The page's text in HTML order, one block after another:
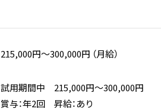
215,000円〜300,000円 （月給）
試用期間中 215,000円〜300,000円
賞与：年2回 昇給：あり